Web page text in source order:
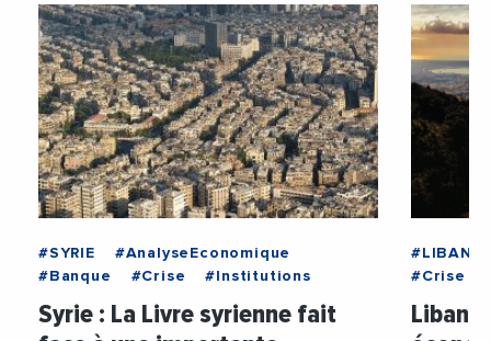
#SYRIE
#AnalyseEconomique
#Banque
#Crise #Institutions
Syrie : La Livre syrienne fait
#LIBAN
#Crise
Liban: